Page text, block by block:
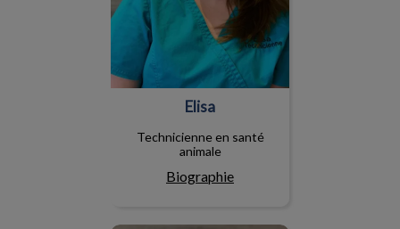
Elisa
Technicienne en santé
animale
Biographie